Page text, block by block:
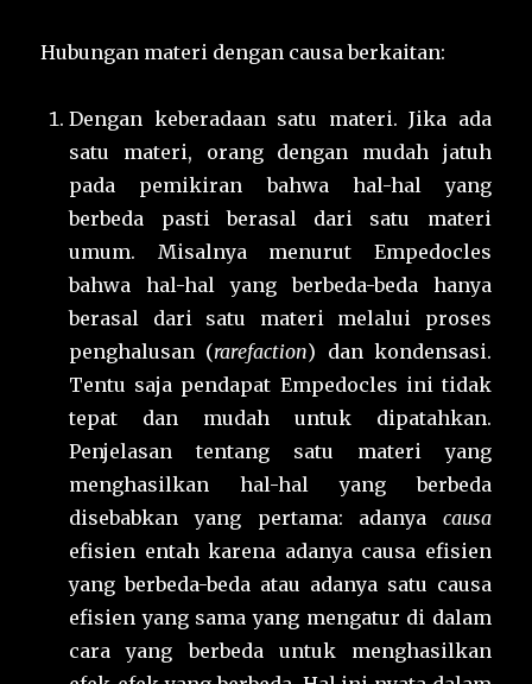
Hubungan materi dengan causa berkaitan:
Dengan keberadaan satu materi. Jika ada
satu materi, orang dengan mudah jatuh
pada pemikiran bahwa hal-hal yang
berbeda pasti berasal dari satu materi
umum. Misalnya menurut Empedocles
bahwa hal-hal yang berbeda-beda hanya
berasal dari satu materi melalui proses
penghalusan (rarefaction) dan kondensasi.
Tentu saja pendapat Empedocles ini tidak
tepat dan mudah untuk dipatahkan.
Penjelasan tentang satu materi yang
menghasilkan hal-hal yang berbeda
disebabkan yang pertama: adanya causa
efisien entah karena adanya causa efisien
yang berbeda-beda atau adanya satu causa
efisien yang sama yang mengatur di dalam
cara yang berbeda untuk menghasilkan